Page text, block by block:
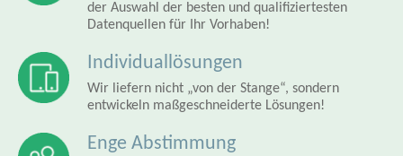
der Auswahl der besten und qualifiziertesten
Datenquellen für Ihr Vorhaben!
Individuallösungen
Wir liefern nicht „von der Stange“, sondern
entwickeln maßgeschneiderte Lösungen!
Enge Abstimmung